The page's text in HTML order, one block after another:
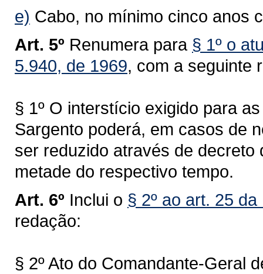
e) Cabo, no mínimo cinco anos
Art. 5º Renumera para § 1º o
5.940, de 1969, com a seguinte
§ 1º O interstício exigido para
Sargento poderá, em casos de
ser reduzido através de
metade do respectivo tempo.
Art. 6º Inclui o § 2º ao art. 25
redação:
§ 2º Ato do Comandante-Geral